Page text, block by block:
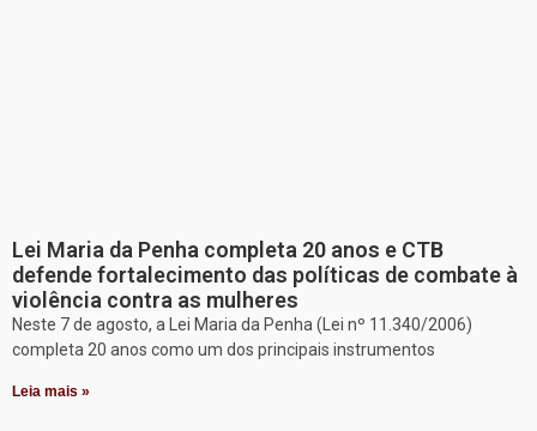
Lei Maria da Penha completa 20 anos e CTB
defende fortalecimento das políticas de combate à
violência contra as mulheres
Neste 7 de agosto, a Lei Maria da Penha (Lei nº 11.340/2006)
completa 20 anos como um dos principais instrumentos
Leia mais »